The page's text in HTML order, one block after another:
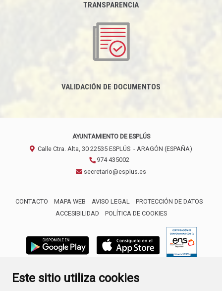
Este sitio utiliza cookies
TRANSPARENCIA
VALIDACIÓN DE DOCUMENTOS
AYUNTAMIENTO DE ESPLÚS
Calle Ctra. Alta, 30 22535 ESPLÚS - ARAGÓN (ESPAÑA)
974 435002
secretario@esplus.es
CONTACTO MAPA WEB AVISO LEGAL
PROTECCIÓN DE DATOS
ACCESIBILIDAD
POLÍTICA DE COOKIES